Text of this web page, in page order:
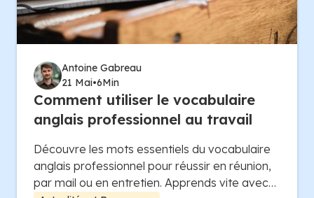
Antoine Gabreau
21 Mai•6Min
Comment utiliser le vocabulaire
anglais professionnel au travail
Découvre les mots essentiels du vocabulaire
anglais professionnel pour réussir en réunion,
par mail ou en entretien. Apprends vite avec